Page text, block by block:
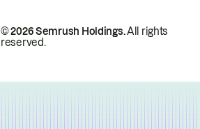
© 2026 Semrush Holdings.All rights
reserved.